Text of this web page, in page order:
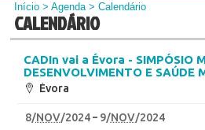
Início >Agenda> Calendário
CALENDÁRIO
CADIn vai a Évora - SIMPÓSIO
DESENVOLVIMENTO E
Évora
8/NOV/2024 9/NOV/2024